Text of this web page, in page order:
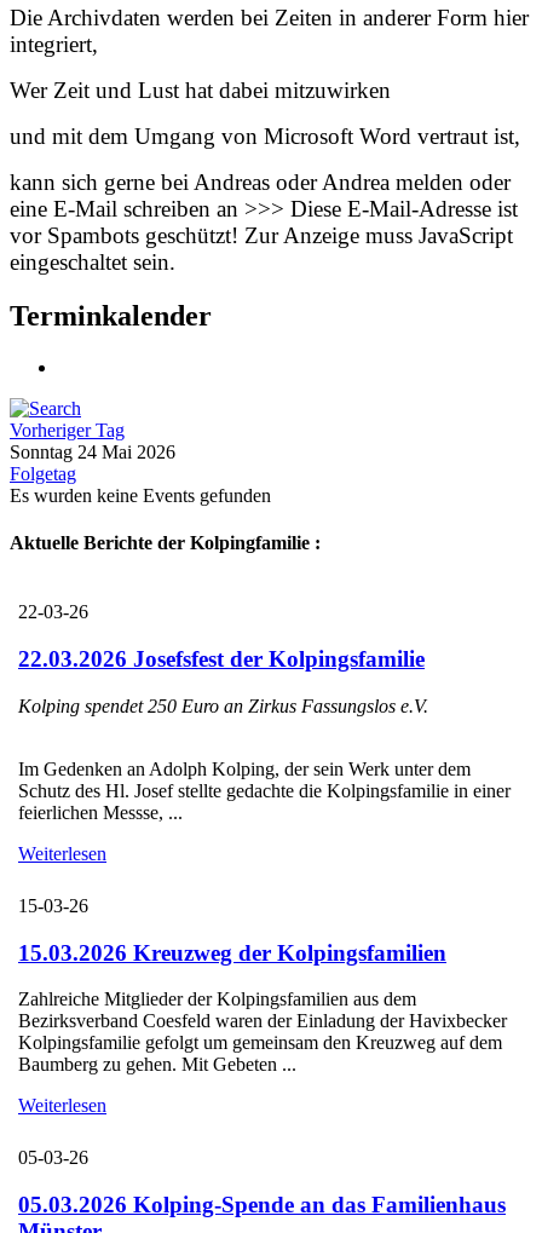
Die Archivdaten werden bei Zeiten in anderer Form hier
integriert,
Wer Zeit und Lust hat dabei mitzuwirken
und mit dem Umgang von Microsoft Word vertraut ist,
kann sich gerne bei Andreas oder Andrea melden oder
eine E-Mail schreiben an >>> Diese E-Mail-Adresse ist
vor Spambots geschützt! Zur Anzeige muss JavaScript
eingeschaltet sein.
Terminkalender
Vorheriger Tag
Sonntag 24 Mai 2026
Folgetag
Es wurden keine Events gefunden
Aktuelle Berichte der Kolpingfamilie :
22-03-26
22.03.2026 Josefsfest der Kolpingsfamilie
Kolping spendet 250 Euro an Zirkus Fassungslos e.V.
Im Gedenken an Adolph Kolping, der sein Werk unter dem
Schutz des Hl. Josef stellte gedachte die Kolpingsfamilie in einer
feierlichen Messse, ...
Weiterlesen
15-03-26
15.03.2026 Kreuzweg der Kolpingsfamilien
Zahlreiche Mitglieder der Kolpingsfamilien aus dem
Bezirksverband Coesfeld waren der Einladung der Havixbecker
Kolpingsfamilie gefolgt um gemeinsam den Kreuzweg auf dem
Baumberg zu gehen. Mit Gebeten ...
Weiterlesen
05-03-26
05.03.2026 Kolping-Spende an das Familienhaus